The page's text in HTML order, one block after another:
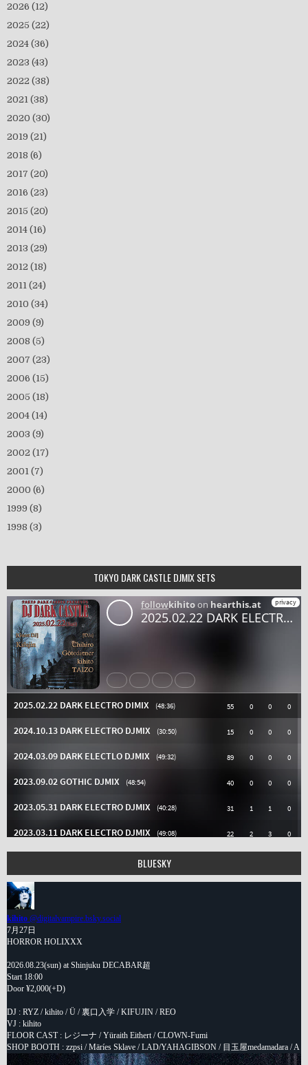
2026 (12)
2025 (22)
2024 (36)
2023 (43)
2022 (38)
2021 (38)
2020 (30)
2019 (21)
2018 (6)
2017 (20)
2016 (23)
2015 (20)
2014 (16)
2013 (29)
2012 (18)
2011 (24)
2010 (34)
2009 (9)
2008 (5)
2007 (23)
2006 (15)
2005 (18)
2004 (14)
2003 (9)
2002 (17)
2001 (7)
2000 (6)
1999 (8)
1998 (3)
TOKYO DARK CASTLE DJMIX SETS
BLUESKY